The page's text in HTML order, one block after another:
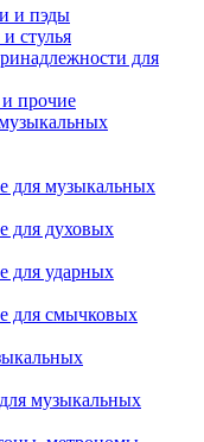
и пэды
стулья
для
прочие
для музыкальных
для духовых
для ударных
для смычковых
музыкальных